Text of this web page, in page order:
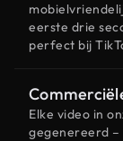
eerste drie
perfect bij
Elke video in
gegenereerd –